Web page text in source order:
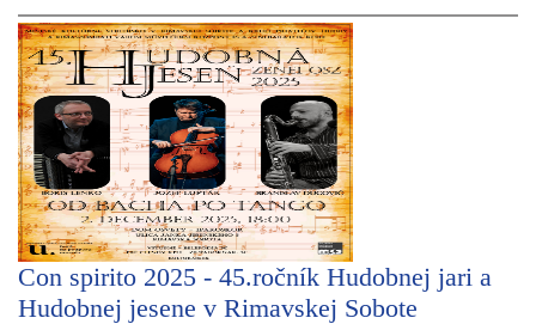
Con spirito 2025 - 45.ročník Hudobnej jari a
Hudobnej jesene v Rimavskej Sobote